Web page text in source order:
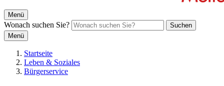
Menü
Wonach suchen Sie?
Suchen
Menü
Startseite
Leben & Soziales
Bürgerservice